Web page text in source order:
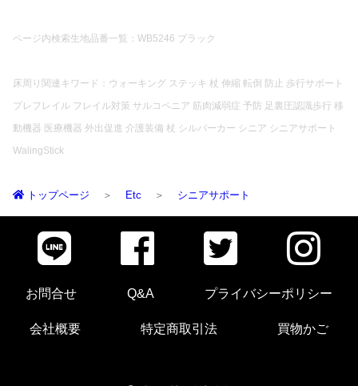
ページ内検索生地品番一覧：WB5246 ブラック
床周り関連キワード：ウォーキング ステッキ 杖 伸縮 転倒 防止 歩行サポート
プレフレイル フレイル対策 サルコペニア 筋肉減弱症 予防 足裏圧認識歩行 移
動機器 医療機器 外出促進 介護装備 杖 シルバーカー シニア シニアサポート
WalingStick
トップページ Etc シニアサポート
お問合せ Q&A プライバシーポリシー
会社概要 特定商取引法 買物かご